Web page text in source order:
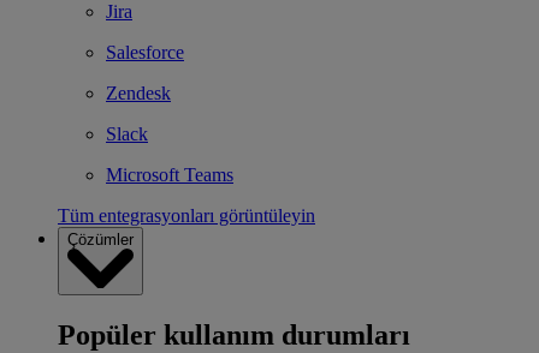
Jira
Salesforce
Zendesk
Slack
Microsoft Teams
Tüm entegrasyonları görüntüleyin
Çözümler
Popüler kullanım durumları